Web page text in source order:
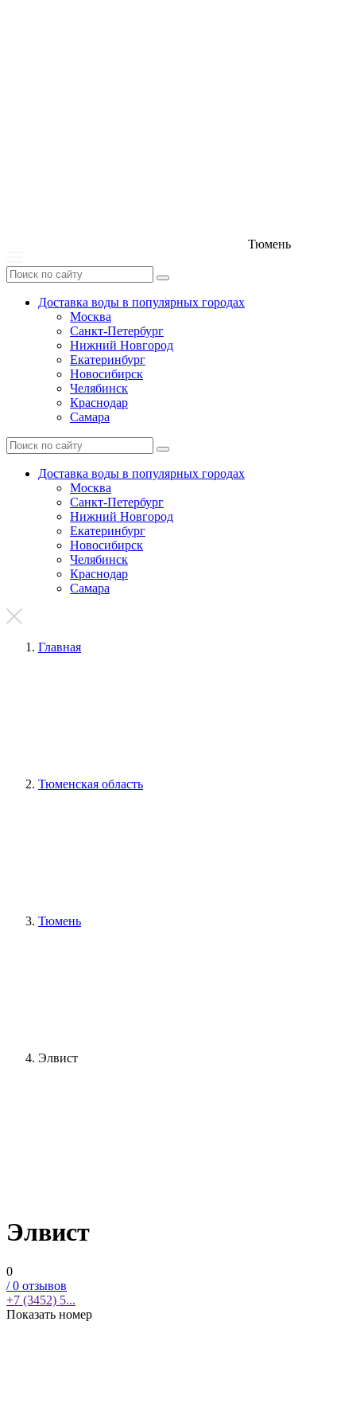
Тюмень
Доставка воды в популярных городах
Москва
Санкт-Петербург
Нижний Новгород
Екатеринбург
Новосибирск
Челябинск
Краснодар
Самара
Доставка воды в популярных городах
Москва
Санкт-Петербург
Нижний Новгород
Екатеринбург
Новосибирск
Челябинск
Краснодар
Самара
Главная
Тюменская область
Тюмень
Элвист
Элвист
0
/0 отзывов
+7 (3452) 5...
Показать номер